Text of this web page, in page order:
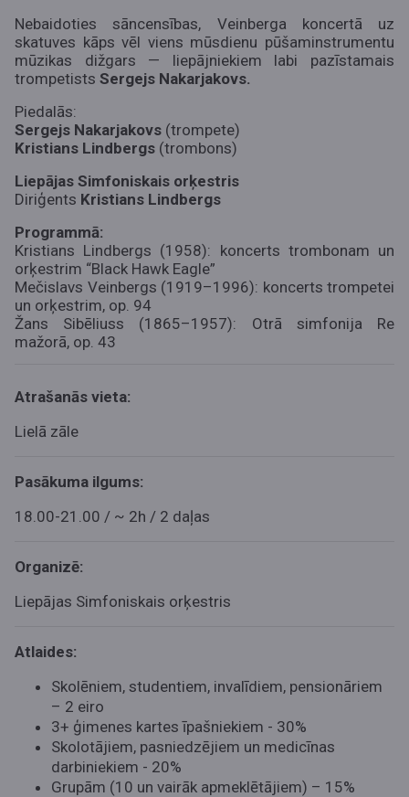
Nebaidoties sāncensības, Veinberga koncertā uz
skatuves kāps vēl viens mūsdienu pūšaminstrumentu
mūzikas dižgars — liepājniekiem labi pazīstamais
trompetists Sergejs Nakarjakovs.
Piedalās:
Sergejs Nakarjakovs (trompete)
Kristians Lindbergs (trombons)
Liepājas Simfoniskais orķestris
Diriģents Kristians Lindbergs
Programmā:
Kristians Lindbergs (1958): koncerts trombonam un
orķestrim “Black Hawk Eagle”
Mečislavs Veinbergs (1919–1996): koncerts trompetei
un orķestrim, op. 94
Žans Sibēliuss (1865–1957): Otrā simfonija Re
mažorā, op. 43
Atrašanās vieta:
Lielā zāle
Pasākuma ilgums:
18.00-21.00 / ~ 2h / 2 daļas
Organizē:
Liepājas Simfoniskais orķestris
Atlaides:
Skolēniem, studentiem, invalīdiem, pensionāriem
– 2 eiro
3+ ģimenes kartes īpašniekiem - 30%
Skolotājiem, pasniedzējiem un medicīnas
darbiniekiem - 20%
Grupām (10 un vairāk apmeklētājiem) – 15%